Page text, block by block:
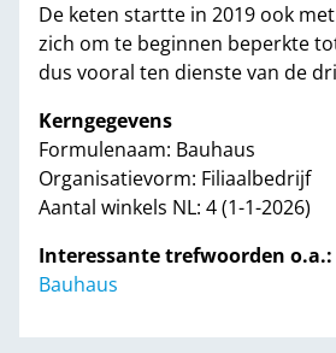
De keten startte in 2019 ook
zich om te beginnen beperkte
dus vooral ten dienste van de
Kerngegevens
Formulenaam: Bauhaus
Organisatievorm: Filiaalbedrijf
Aantal winkels NL: 4 (1-1-2026)
Interessante trefwoorden o.a.:
Bauhaus